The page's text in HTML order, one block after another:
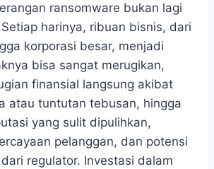
ransomware bukan lagi
harinya, ribuan bisnis, dari
korporasi besar, menjadi
bisa sangat merugikan,
finansial langsung akibat
atau tuntutan tebusan, hingga
yang sulit dipulihkan,
pelanggan, dan potensi
regulator. Investasi dalam